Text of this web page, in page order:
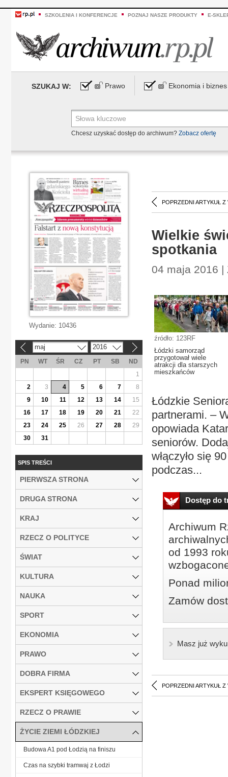
SZKOLENIA I KONFERENCJE POZNAJ NASZE PRODUKTY E-
SZUKAJ W: Prawo Ekonomia i biznes
Chcesz uzyskać dostęp do archiwum? Zobacz ofertę
POPRZEDNI ARTYKUŁ Z
Wielkie
spotkania
04 maja 2016
źródło: 123RF
Łódzki samorząd
przygotował wiele
atrakcji dla starszych
mieszkańców
Łódzkie
partnerami. –
opowiada
seniorów.
włączyło się
podczas...
Dostęp do
Archiwum
od 1993
Ponad
Zamów
Masz już
POPRZEDNI ARTYKUŁ Z
Wydanie: 10436
maj 2016
PN WT ŚR CZ PT SB
ND
1
2
3 4 5 6 7
8
9
10 11 12 13 14
15
16
17 18 19 20 21
22
23
24 25 26 27 28
29
30
31
SPIS TREŚCI
PIERWSZA STRONA
DRUGA STRONA
KRAJ
RZECZ O POLITYCE
ŚWIAT
KULTURA
NAUKA
SPORT
EKONOMIA
PRAWO
DOBRA FIRMA
EKSPERT KSIĘGOWEGO
RZECZ O PRAWIE
ŻYCIE ZIEMI ŁÓDZKIEJ
Budowa A1 pod Łodzią na finiszu
Czas na szybki tramwaj z Łodzi